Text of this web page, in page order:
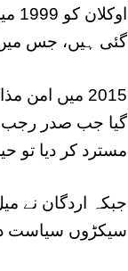
گئی ہیں، جس میں 40,000 سے زیادہ جانیں ضائع ہو چکی
2015 میں
گیا جب صدر رجب
مسترد کر دیا تو
جبکہ اردگان نے
سیکڑوں سیاست